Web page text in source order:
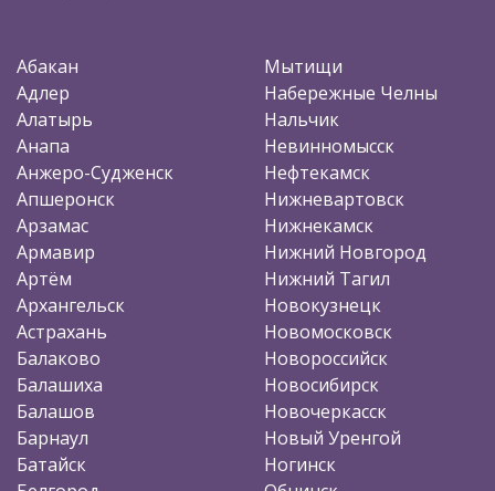
Абакан
Адлер
Алатырь
Анапа
Анжеро-Судженск
Апшеронск
Арзамас
Армавир
Артём
Архангельск
Астрахань
Балаково
Балашиха
Балашов
Барнаул
Батайск
Мытищи
Набережные Челны
Нальчик
Невинномысск
Нефтекамск
Нижневартовск
Нижнекамск
Нижний Новгород
Нижний Тагил
Новокузнецк
Новомосковск
Новороссийск
Новосибирск
Новочеркасск
Новый Уренгой
Ногинск